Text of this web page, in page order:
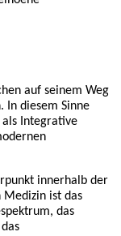
auf seinem Weg
In diesem Sinne
als Integrative
innerhalb der
Medizin ist das
das